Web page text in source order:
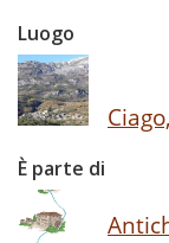
Luogo
È parte di